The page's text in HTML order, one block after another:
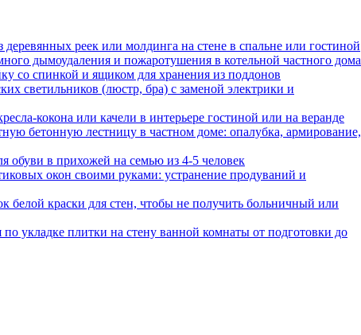
реек или молдинга на стене в спальне или гостиной
дымоудаления и пожаротушения в котельной частного дома
со спинкой и ящиком для хранения из поддонов
светильников (люстр, бра) с заменой электрики и
кокона или качели в интерьере гостиной или на веранде
бетонную лестницу в частном доме: опалубка, армирование,
обуви в прихожей на семью из 4-5 человек
окон своими руками: устранение продуваний и
белой краски для стен, чтобы не получить больничный или
укладке плитки на стену ванной комнаты от подготовки до